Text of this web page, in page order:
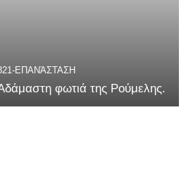
ΕΠΑΝΆΣΤΑΣΗ
φωτιά της Ρούμελης.